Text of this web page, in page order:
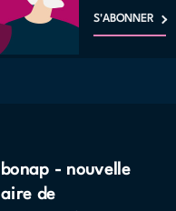
S'ABONNER
bonap - nouvelle
aire de